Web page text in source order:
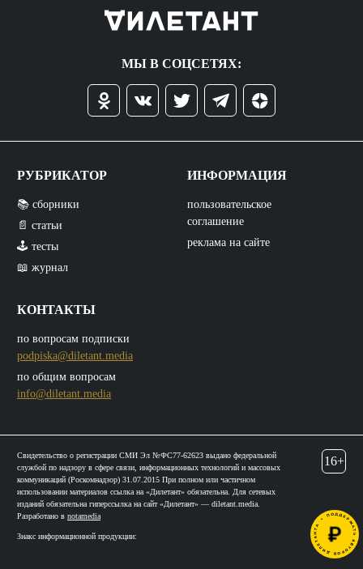
МЫ В СОЦСЕТЯХ:
РУБРИКАТОР
📚 сборники
📄 статьи
🕹️ тесты
📖 журнал
КОНТАКТЫ
по вопросам подписки
podpiska@diletant.media
по общим вопросам
info@diletant.media
ИНФОРМАЦИЯ
пользовательское
соглашение
реклама на сайте
Свидетельство о регистрации СМИ Эл №ФС77-62623 выдано федеральной
службой по надзору в сфере связи, информационных технологий и массовых
коммуникаций (Роскомнадзор) 31.07.2015 При полном или частичном
использовании материалов ссылка на «Дилетант» обязательна. Для сетевых
изданий обязательна гиперссылка на сайт «Дилетант» — diletant.media.
Разработано в notamedia
Знакс информационной продукции:
16+